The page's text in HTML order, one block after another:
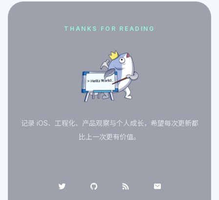
THANKS FOR READING
记录 iOS、工程化、产品观察与个人成长，希望每次更新都
比上一次更有价值。